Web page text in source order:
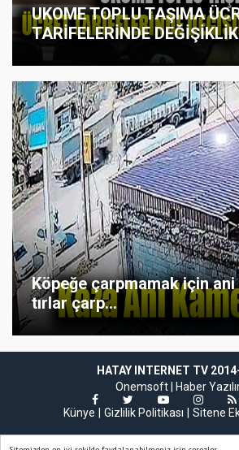
UKOME TOPLU TAŞIMA
TARİFELERİNDE
Köpeğe çarpmamak için ani
tırlar çarp...
HATAY INTERNET TV
Onemsoft | Haber
Künye
Gizlilik Politikası Sitene